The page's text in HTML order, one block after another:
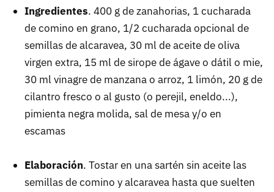
Ingredientes. 400 g de zanahorias, 1 cucharada
de comino en grano, 1/2 cucharada opcional de
semillas de alcaravea, 30 ml de aceite de oliva
virgen extra, 15 ml de sirope de ágave o dátil o mie,
30 ml vinagre de manzana o arroz, 1 limón, 20 g de
cilantro fresco o al gusto (o perejil, eneldo...),
pimienta negra molida, sal de mesa y/o en
escamas
Elaboración. Tostar en una sartén sin aceite las
semillas de comino y alcaravea hasta que suelten